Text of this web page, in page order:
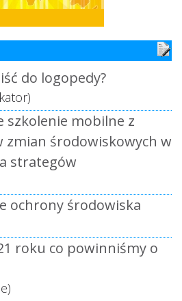
do logopedy?
szkolenie mobilne z
zmian środowiskowych w
strategów
ochrony środowiska
roku co powinniśmy o